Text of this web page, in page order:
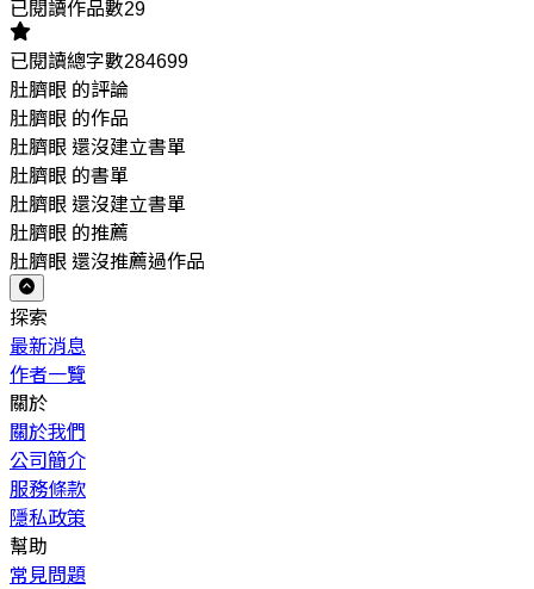
已閱讀作品數29
已閱讀總字數284699
肚臍眼 的評論
肚臍眼 的作品
肚臍眼 還沒建立書單
肚臍眼 的書單
肚臍眼 還沒建立書單
肚臍眼 的推薦
肚臍眼 還沒推薦過作品
探索
最新消息
作者一覽
關於
關於我們
公司簡介
服務條款
隱私政策
幫助
常見問題